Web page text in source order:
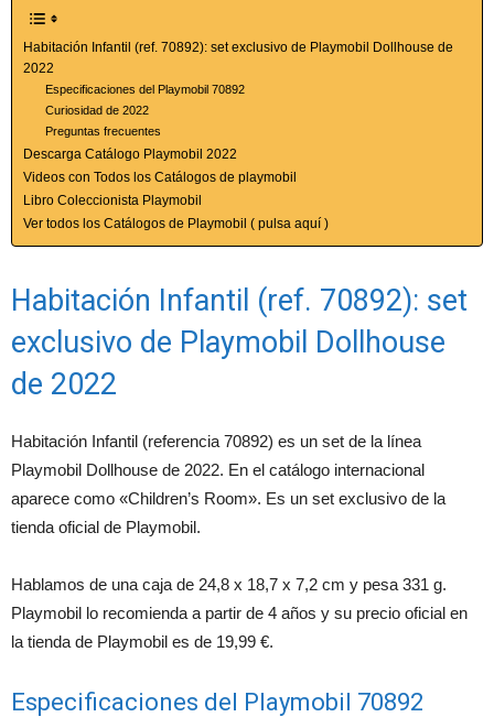
Habitación Infantil (ref. 70892): set exclusivo de Playmobil Dollhouse de
2022
Especificaciones del Playmobil 70892
Curiosidad de 2022
Preguntas frecuentes
Descarga Catálogo Playmobil 2022
Videos con Todos los Catálogos de playmobil
Libro Coleccionista Playmobil
Ver todos los Catálogos de Playmobil ( pulsa aquí )
Habitación Infantil (ref. 70892): set
exclusivo de Playmobil Dollhouse
de 2022
Habitación Infantil (referencia 70892) es un set de la línea
Playmobil Dollhouse de 2022. En el catálogo internacional
aparece como «Children’s Room». Es un set exclusivo de la
tienda oficial de Playmobil.
Hablamos de una caja de 24,8 x 18,7 x 7,2 cm y pesa 331 g.
Playmobil lo recomienda a partir de 4 años y su precio oficial en
la tienda de Playmobil es de 19,99 €.
Especificaciones del Playmobil 70892